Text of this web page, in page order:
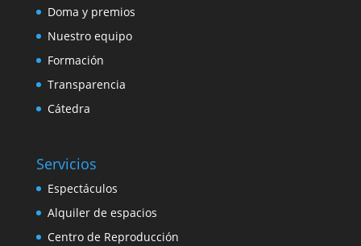
Doma y premios
Nuestro equipo
Formación
Transparencia
Cátedra
Servicios
Espectáculos
Alquiler de espacios
Centro de Reproducción